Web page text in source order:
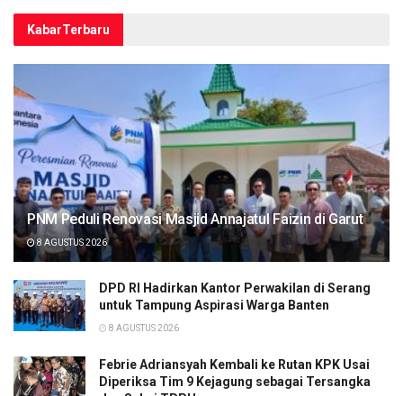
KabarTerbaru
PNM Peduli Renovasi Masjid Annajatul Faizin di Garut
8 AGUSTUS 2026
DPD RI Hadirkan Kantor Perwakilan di Serang
untuk Tampung Aspirasi Warga Banten
8 AGUSTUS 2026
Febrie Adriansyah Kembali ke Rutan KPK Usai
Diperiksa Tim 9 Kejagung sebagai Tersangka